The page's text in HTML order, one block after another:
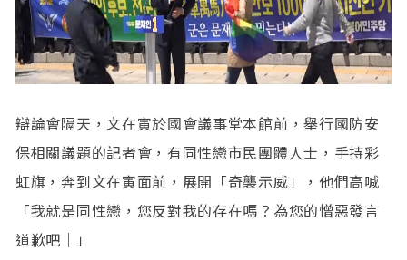
辯論會隔天，文在寅於國會議事堂本館前，舉行國防安
保相關議題的記者會，有同性戀市民團體人士，手持彩
虹旗，奔到文在寅面前，展開「奇襲示威」，他們高喊
「我就是同性戀，您反對我的存在嗎？為您的憎惡發言
道歉吧｜」